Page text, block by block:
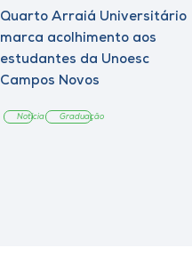
Quarto Arraiá Universitário
marca acolhimento aos
estudantes da Unoesc
Campos Novos
Notícia Graduação